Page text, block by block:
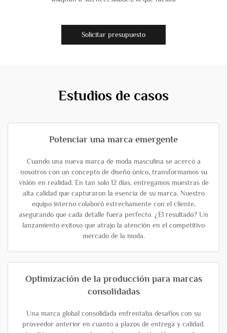
Solicitar presupuesto
Estudios de casos
Potenciar una marca emergente
Cuando una nueva marca de moda masculina se acercó a
nosotros con un concepto de diseño único, transformamos su
visión en realidad. En tan solo 12 días, entregamos muestras de
alta calidad que capturaron la esencia de su marca. Nuestro
equipo interno colaboró estrechamente con el cliente,
asegurando que cada detalle fuera perfecto. ¿El resultado? Un
lanzamiento exitoso que atrajo la atención en el competitivo
mercado de la moda.
Optimización de la producción para marcas
consolidadas
Una marca global consolidada enfrentaba desafíos con su
proveedor anterior en cuanto a plazos de entrega y calidad.